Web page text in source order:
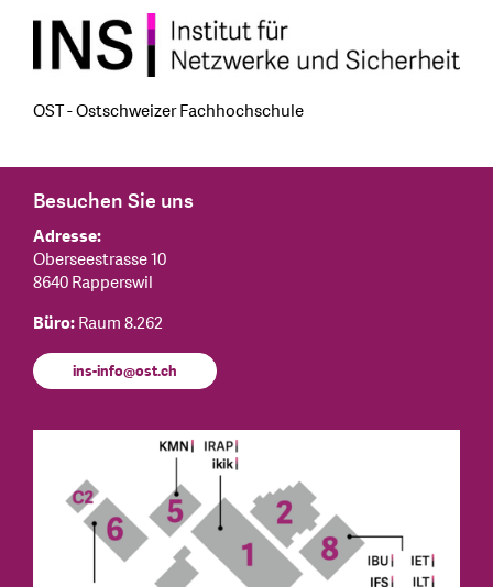
OST - Ostschweizer Fachhochschule
Besuchen Sie uns
Adresse:
Oberseestrasse 10
8640 Rapperswil
Büro:Raum 8.262
ins-info@ost.ch